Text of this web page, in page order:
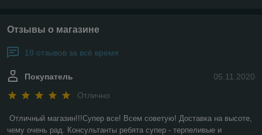
Отзывы о магазине
18 отзывов за всё время
05.11.2020
Покупатель
Отлично
Отличный магазин!!!Супер все! Всем советую! Доставка на высоте,
чему очень рад. Консультанты ребята супер - терпеливые и